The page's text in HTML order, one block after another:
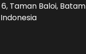
Taman Baloi, Batam